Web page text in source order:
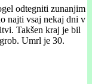
odtegniti zunanjim
najti vsaj nekaj dni v
Takšen kraj je bil
Umrl je 30.